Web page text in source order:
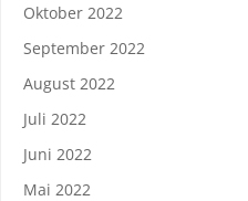
Oktober 2022
September 2022
August 2022
Juli 2022
Juni 2022
Mai 2022